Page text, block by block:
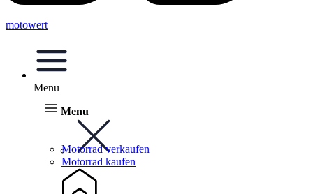
motowert
Menu
Menu
Motorrad verkaufen
Motorrad kaufen